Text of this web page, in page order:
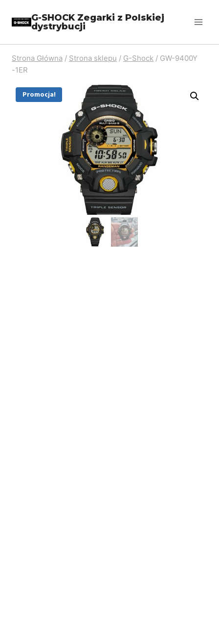
G-SHOCK Zegarki z Polskiej
dystrybucji
Strona Główna / Strona sklepu / G-Shock / GW-9400Y
-1ER
Promocja!